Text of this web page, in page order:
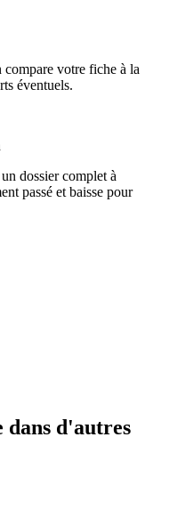
compare votre fiche à la
éventuels.
dossier complet à
passé et baisse pour
dans d'autres